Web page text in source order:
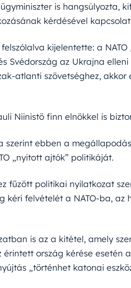
is hangsúlyozta,
kérdésével
kijelentette: a
Svédország az Ukrajna
atlanti szövetséghez,
Niinistö finn elnökkel is
szerint ebben a
„nyitott ajtók” politikáját.
fűzött politikai nyilatkozat
kéri felvételét a NATO-ba, az
is az a kitétel, amely
ország kérése esetén
„történhet katonai